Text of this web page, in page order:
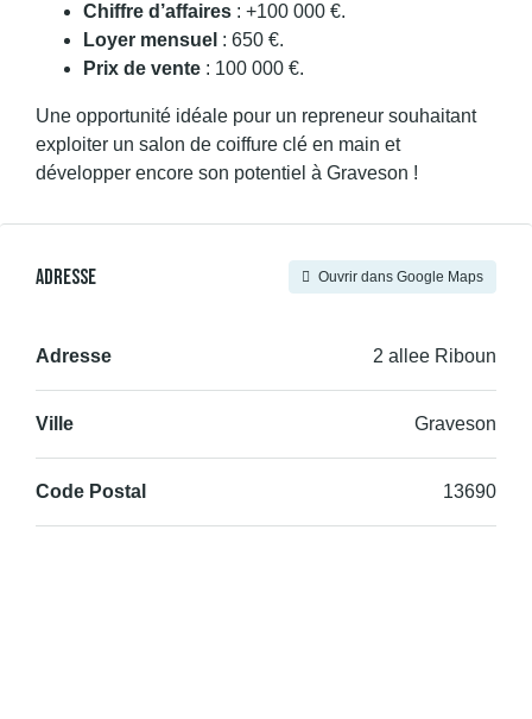
Chiffre d’affaires : +100 000 €.
Loyer mensuel : 650 €.
Prix de vente : 100 000 €.
Une opportunité idéale pour un repreneur souhaitant
exploiter un salon de coiffure clé en main et
développer encore son potentiel à Graveson !
Adresse Ouvrir dans Google Maps
Adresse 2 allee Riboun
Ville Graveson
Code Postal 13690